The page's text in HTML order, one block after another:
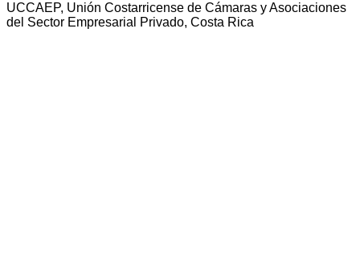
UCCAEP, Unión Costarricense de Cámaras y Asociaciones
del Sector Empresarial Privado, Costa Rica